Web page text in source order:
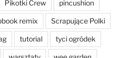
Pikotki Crew pincushion
remix Scrapujące Polki
tutorial tyci ogródek